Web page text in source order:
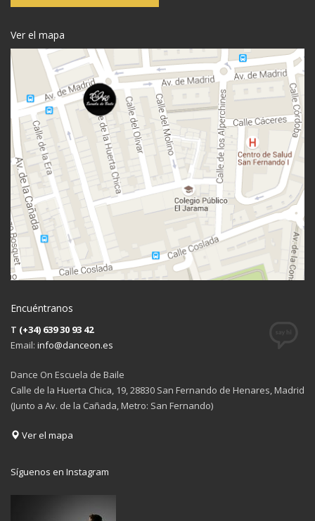
Ver el mapa
Encuéntranos
T (+34) 639 30 93 42
Email: info@danceon.es
Dance On Escuela de Baile
Calle de la Huerta Chica, 19, 28830 San Fernando de Henares, Madrid
(Junto a Av. de la Cañada, Metro: San Fernando)
Ver el mapa
Síguenos en Instagram